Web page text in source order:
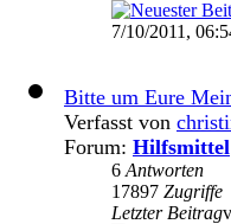
7/10/2011,
Bitte um Eure
Verfasst von
Forum: Hilfsmittel
6 Antworten
17897 Zugriffe
Letzter Beitrag